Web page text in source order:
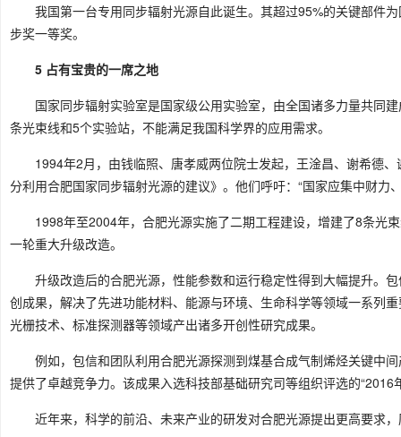
我国第一台专用同步辐射光源自此诞生。其超过95%的关键部件
步奖一等奖。
5 占有宝贵的一席之地
国家同步辐射实验室是国家级公用实验室，由全国诸多力量共同
条光束线和5个实验站，不能满足我国科学界的应用需求。
1994年2月，由钱临照、唐孝威两位院士发起，王淦昌、谢希德
分利用合肥国家同步辐射光源的建议》。他们呼吁：“国家应集中财
1998年至2004年，合肥光源实施了二期工程建设，增建了8条光
一轮重大升级改造。
升级改造后的合肥光源，性能参数和运行稳定性得到大幅提升。
创成果，解决了先进功能材料、能源与环境、生命科学等领域一系列
光栅技术、标准探测器等领域产出诸多开创性研究成果。
例如，包信和团队利用合肥光源探测到煤基合成气制烯烃关键中
提供了卓越竞争力。该成果入选科技部基础研究司等组织评选的
近年来，科学的前沿、未来产业的研发对合肥光源提出更高要求